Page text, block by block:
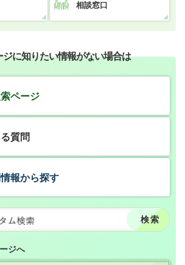
相談窓口
ジに知りたい情報がない場合は
ページ
質問
報から探す
ジへ